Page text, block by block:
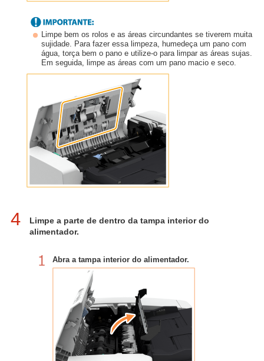
Limpe bem os rolos e as áreas circundantes se tiverem muita
sujidade. Para fazer essa limpeza, humedeça um pano com
água, torça bem o pano e utilize-o para limpar as áreas sujas.
Em seguida, limpe as áreas com um pano macio e seco.
4
Limpe a parte de dentro da tampa interior do
alimentador.
Abra a tampa interior do alimentador.